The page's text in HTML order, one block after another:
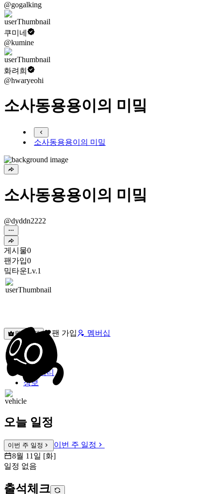
@gogalking
쿠미네
@kumine
화려희
@hwaryeohi
소사동용용이의 미밐
소사동용용이의 미밐
소사동용용이의 미밐
@dyddn2222
게시물0
팬가입0
밐타운Lv.1
원픽선택 팬 가입 멤버십
밐타운
피드
커뮤니티
정보
오늘 일정
이번 주 일정
이번 주 일정
8월 11일 [화]
일정 없음
출석체크